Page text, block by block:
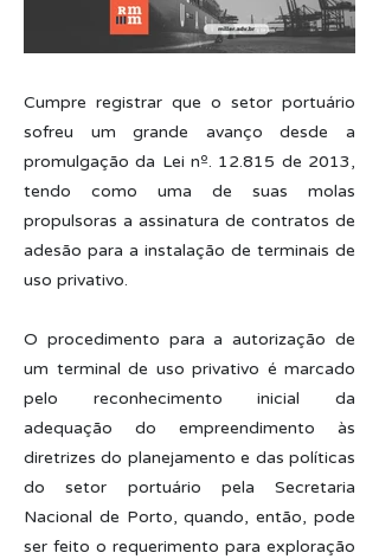
Cumpre registrar que o setor portuário
sofreu um grande avanço desde a
promulgação da Lei nº. 12.815 de 2013,
tendo como uma de suas molas
propulsoras a assinatura de contratos de
adesão para a instalação de terminais de
uso privativo.
O procedimento para a autorização de
um terminal de uso privativo é marcado
pelo reconhecimento inicial da
adequação do empreendimento às
diretrizes do planejamento e das políticas
do setor portuário pela Secretaria
Nacional de Porto, quando, então, pode
ser feito o requerimento para exploração